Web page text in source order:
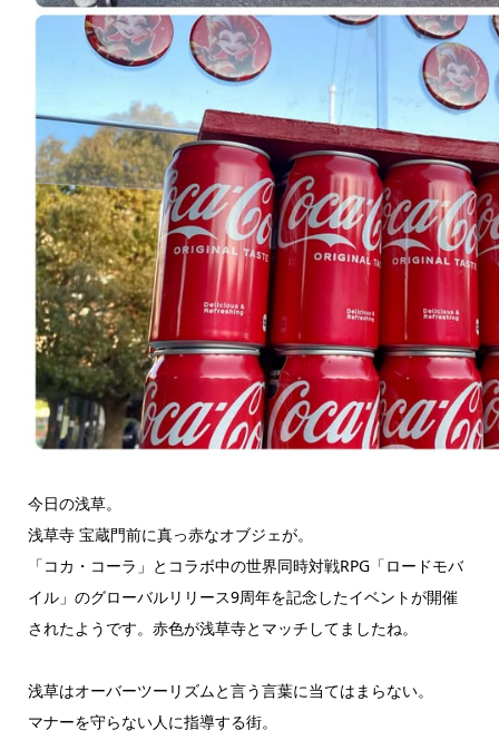
今日の浅草。
浅草寺 宝蔵門前に真っ赤なオブジェが。
「コカ・コーラ」とコラボ中の世界同時対戦RPG「ロードモバ
イル」のグローバルリリース9周年を記念したイベントが開催
されたようです。赤色が浅草寺とマッチしてましたね。
浅草はオーバーツーリズムと言う言葉に当てはまらない。
マナーを守らない人に指導する街。